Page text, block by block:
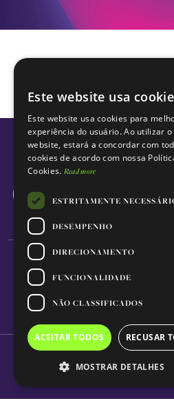
© 2026 GIMM. All
Este website usa
Este website usa cookies para
experiência do usuário. Ao utilizar o
website, estará a concordar com
cookies de acordo com nossa
Cookies. Read more
ESTRITAMENTE
DESEMPENHO
DIRECIONAMENTO
FUNCIONALIDADE
NÃO CLASSIFICADOS
ACEITAR TODOS RECUSAR
MOSTRAR DETALHES